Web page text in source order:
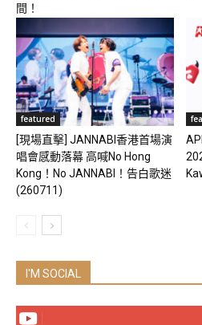
間！
featured
[現場直擊] JANNABI香港首場演
唱會感動落幕 高喊No Hong
Kong！No JANNABI！告白歌迷
(260711)
I'M SOCIAL